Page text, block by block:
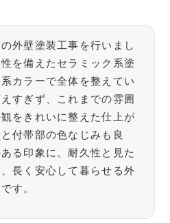
外壁塗装工事を行いまし
を備えたセラミック系塗
カラーで全体を整えてい
すぎず、これまでの雰囲
をきれいに整えた仕上が
付帯部の色なじみも良
る印象に。耐久性と見た
長く安心して暮らせる外
す。